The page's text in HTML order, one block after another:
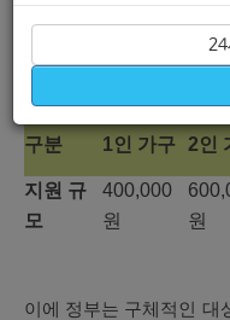
24
긴급재난지원금 가구
인가구 이상으로 구성
구분 1인 가구 2인
지원 규
모
400,000
원
원
이에 정부는 구체적인 대